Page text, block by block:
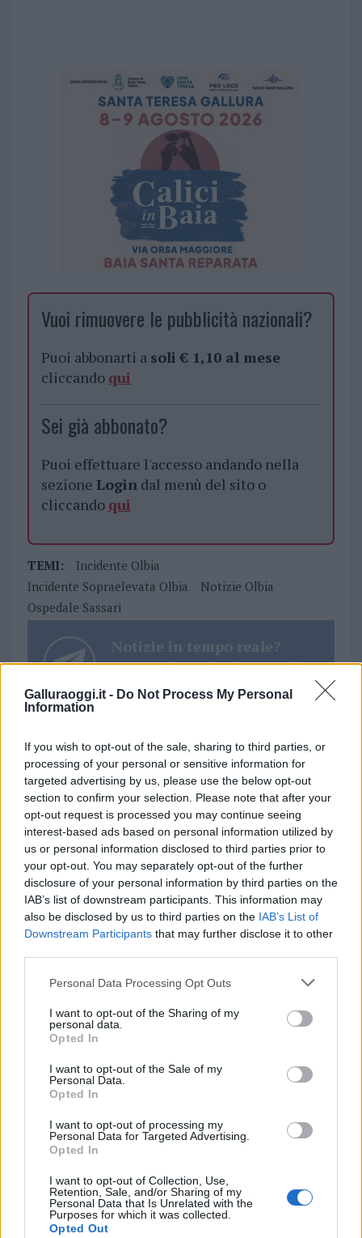
Galluraoggi.it - Do Not Process My Personal
Information
If you wish to opt-out of the sale, sharing to third parties, or
processing of your personal or sensitive information for
targeted advertising by us, please use the below opt-out
section to confirm your selection. Please note that after your
opt-out request is processed you may continue seeing
interest-based ads based on personal information utilized by
us or personal information disclosed to third parties prior to
your opt-out. You may separately opt-out of the further
disclosure of your personal information by third parties on the
IAB’s list of downstream participants. This information may
also be disclosed by us to third parties on the IAB’s List of
Downstream Participants that may further disclose it to other
Please note that this website/app uses one or more Google
not limited to your visit or usage behaviour. You may click to
grant or deny consent to Google and its third-party tags to
use your data for below specified purposes in below Google
consent section.
Personal Data Processing Opt Outs
I want to opt-out of the Sharing of my
personal data.
Opted In
I want to opt-out of the Sale of my
Personal Data.
Opted In
I want to opt-out of processing my
Personal Data for Targeted Advertising.
Opted In
I want to opt-out of Collection, Use,
Retention, Sale, and/or Sharing of my
Personal Data that Is Unrelated with the
Purposes for which it was collected.
Opted Out
Vuoi rimuovere le pubblicità nazionali?
Puoi abbonarti a soli € 1,10 al mese
cliccando qui
Sei già abbonato?
Puoi effettuare l'accesso andando nella
sezione Logindal menù del sito o
cliccando qui
TEMI:
Incidente Olbia
Incidente Sopraelevata Olbia
Notizie Olbia
Ospedale Sassari
Notizie in tempo reale?
Entra nel canale telegram di
GalluraOggi.it
Inviaci le tue segnalazioni,
i tuoi video e le tue foto
Su WhatsApp al numero +39
345 356 7512
Ricevi le nostre ultime news
Condividi l'articolo
F
a
ce
b
o
k
T
w
it
te
Pi
n
te
re
st
W
at
s
A
p
p
S
a
re
Articolo precedente
Prossimo articolo
NOTIZIE RECENTI